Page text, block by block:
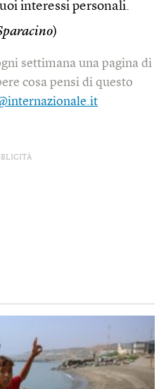
interessi personali.
)
settimana una pagina di
cosa pensi di questo